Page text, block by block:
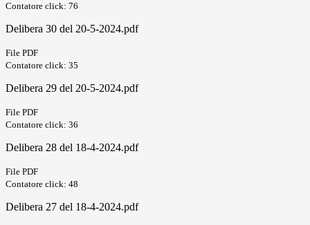
Contatore click: 76
Delibera 30 del 20-5-2024.pdf
File PDF
Contatore click: 35
Delibera 29 del 20-5-2024.pdf
File PDF
Contatore click: 36
Delibera 28 del 18-4-2024.pdf
File PDF
Contatore click: 48
Delibera 27 del 18-4-2024.pdf